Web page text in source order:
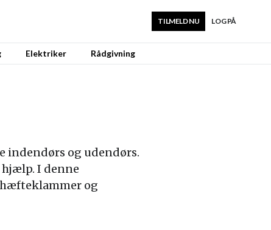
LOG PÅ
TILMELD NU
Elektriker Rådgivning
og udendørs.
I denne
og